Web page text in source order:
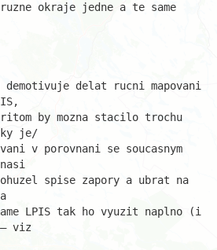
okraje jedne a te same
demotivuje delat rucni mapovani
by mozna stacilo trochu
je/
v porovnani se soucasnym
spise zapory a ubrat na
LPIS tak ho vyuzit naplno (i
viz